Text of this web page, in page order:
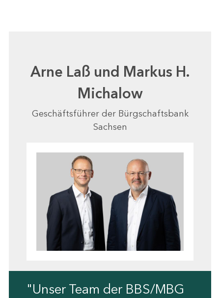
Arne Laß und Markus H.
Michalow
Geschäftsführer der Bürgschaftsbank
Sachsen
"Unser Team der BBS/MBG